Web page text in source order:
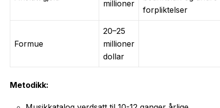
millioner
forpliktelser
Formue
20–25
millioner
dollar
Metodikk: